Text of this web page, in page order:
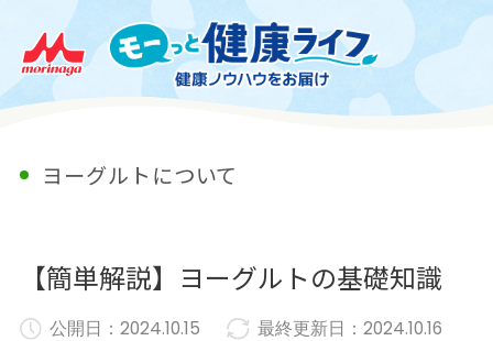
ヨーグルトについて
【簡単解説】ヨーグルトの基礎知識
公開日：2024.10.15 最終更新日： 2024.10.16